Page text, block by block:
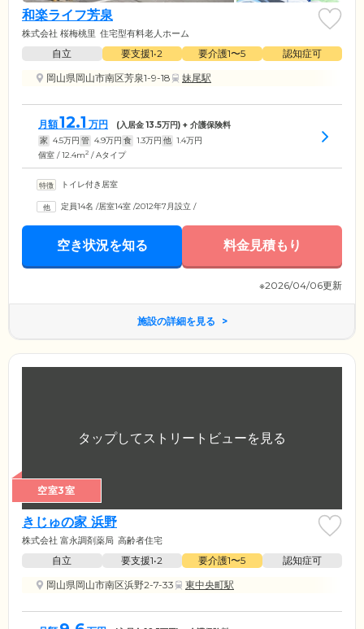
和楽ライフ芳泉
株式会社 桜梅桃里 住宅型有料老人ホーム
自立 要支援1•2 要介護1〜5
認知症可
岡山県岡山市南区芳泉1-9-18
妹尾駅
月額12.1 万円 (入居金13.5万円) + 介護保険料
家 4.5万円 管 4.9万円 食 1.3万円 他 1.4万円
個室 / 12.4m2 / Aタイプ
トイレ付き居室
定員14名 /居室14室 /2012年7月設立 /
空き状況を知る 料金見積もり
※2026/04/06更新
施設の詳細を見る
空室3室
きじゅの家 浜野
株式会社 富永調剤薬局 高齢者住宅
自立 要支援1•2 要介護1〜5
認知症可
岡山県岡山市南区浜野2-7-33
東中央町駅